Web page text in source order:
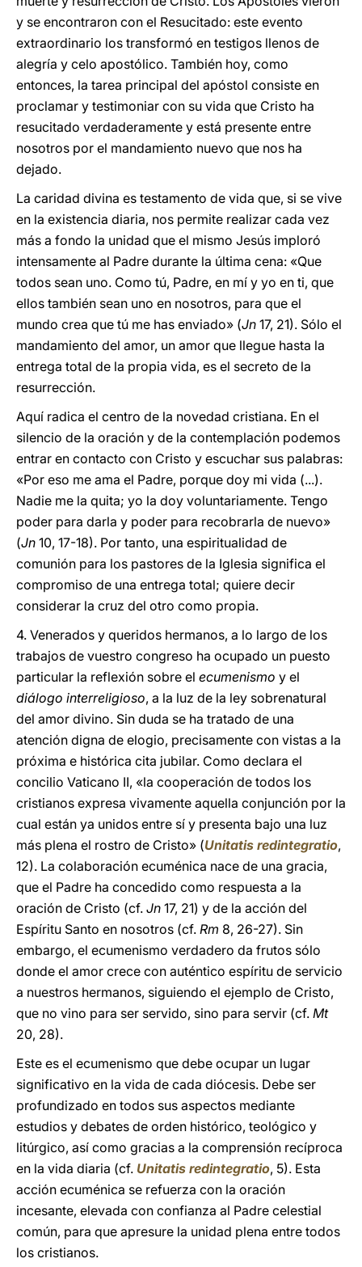
y se encontraron con el Resucitado: este evento
extraordinario los transformó en testigos llenos de
alegría y celo apostólico. También hoy, como
entonces, la tarea principal del apóstol consiste en
proclamar y testimoniar con su vida que Cristo ha
resucitado verdaderamente y está presente entre
nosotros por el mandamiento nuevo que nos ha
dejado.
La caridad divina es testamento de vida que, si se vive
en la existencia diaria, nos permite realizar cada vez
más a fondo la unidad que el mismo Jesús imploró
intensamente al Padre durante la última cena: «Que
todos sean uno. Como tú, Padre, en mí y yo en ti, que
ellos también sean uno en nosotros, para que el
mundo crea que tú me has enviado» (Jn 17, 21). Sólo el
mandamiento del amor, un amor que llegue hasta la
entrega total de la propia vida, es el secreto de la
resurrección.
Aquí radica el centro de la novedad cristiana. En el
silencio de la oración y de la contemplación podemos
entrar en contacto con Cristo y escuchar sus palabras:
«Por eso me ama el Padre, porque doy mi vida (...).
Nadie me la quita; yo la doy voluntariamente. Tengo
poder para darla y poder para recobrarla de nuevo»
(Jn 10, 17-18). Por tanto, una espiritualidad de
comunión para los pastores de la Iglesia significa el
compromiso de una entrega total; quiere decir
considerar la cruz del otro como propia.
4. Venerados y queridos hermanos, a lo largo de los
trabajos de vuestro congreso ha ocupado un puesto
particular la reflexión sobre el ecumenismo y el
diálogo interreligioso, a la luz de la ley sobrenatural
del amor divino. Sin duda se ha tratado de una
atención digna de elogio, precisamente con vistas a la
próxima e histórica cita jubilar. Como declara el
concilio Vaticano II, «la cooperación de todos los
cristianos expresa vivamente aquella conjunción por la
cual están ya unidos entre sí y presenta bajo una luz
más plena el rostro de Cristo» (Unitatis redintegratio,
12). La colaboración ecuménica nace de una gracia,
que el Padre ha concedido como respuesta a la
oración de Cristo (cf. Jn 17, 21) y de la acción del
Espíritu Santo en nosotros (cf. Rm 8, 26-27). Sin
embargo, el ecumenismo verdadero da frutos sólo
donde el amor crece con auténtico espíritu de servicio
a nuestros hermanos, siguiendo el ejemplo de Cristo,
que no vino para ser servido, sino para servir (cf. Mt
20, 28).
Este es el ecumenismo que debe ocupar un lugar
significativo en la vida de cada diócesis. Debe ser
profundizado en todos sus aspectos mediante
estudios y debates de orden histórico, teológico y
litúrgico, así como gracias a la comprensión recíproca
en la vida diaria (cf. Unitatis redintegratio, 5). Esta
acción ecuménica se refuerza con la oración
incesante, elevada con confianza al Padre celestial
común, para que apresure la unidad plena entre todos
los cristianos.